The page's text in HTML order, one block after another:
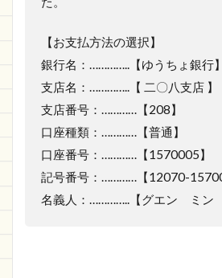
【お支払方法の選択】
銀行名：…………..【ゆうちょ銀行】
支店名：…………..【 二〇八支店 】
支店番号：…………【208】
口座種類：…………【普通】
口座番号：…………【1570005】
記号番号：…………【12070-
名義人：…………..【グエン ミン